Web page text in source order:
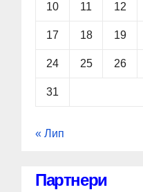
10 11 12
17 18 19
24 25 26
31
« Лип
Партнери